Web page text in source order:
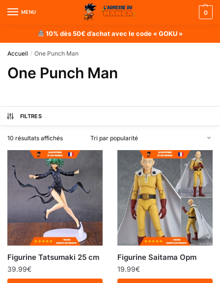
MENU 0
10% dès 50€ d’achat avec le code « GOKU »
Accueil / One Punch Man
One Punch Man
FILTRES
10 résultats affichés
Figurine Tatsumaki 25 cm
39.99€
Figurine Saitama Opm
19.99€